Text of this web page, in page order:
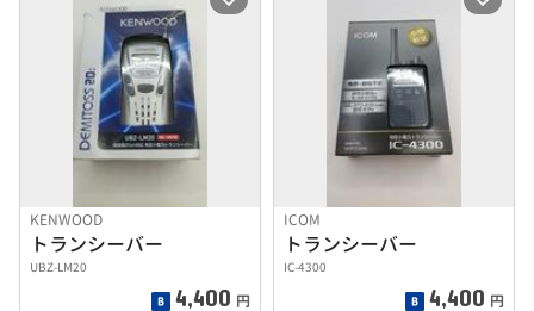
KENWOOD
トランシーバー
UBZ-LM20
4,400 円
ICOM
トランシーバー
IC-4300
4,400 円